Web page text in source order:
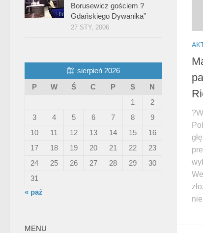
Borusewicz gościem ?
Gdańskiego Dywanika”
27 STY, 2006
sierpień 2026
P
W Ś C P S
N
1
2
3
4 5 6 7 8
9
10
11 12 13 14 15
16
17
18 19 20 21 22
23
24
25 26 27 28 29
30
31
« paź
MENU